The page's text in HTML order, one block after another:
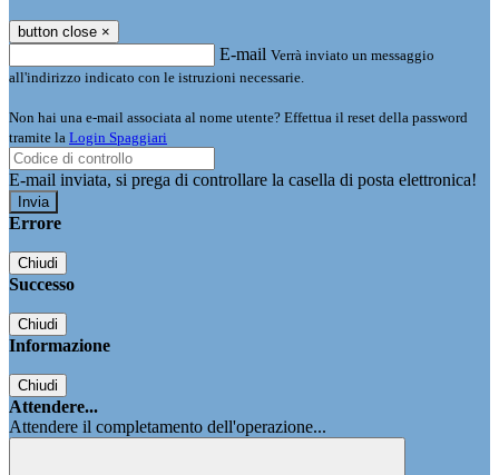
button close ×
E-mail Verrà inviato un messaggio
all'indirizzo indicato con le istruzioni necessarie.
Non hai una e-mail associata al nome utente? Effettua il reset della password
tramite la Login Spaggiari
E-mail inviata, si prega di controllare la casella di posta elettronica!
Errore
Chiudi
Successo
Chiudi
Informazione
Chiudi
Attendere...
Attendere il completamento dell'operazione...